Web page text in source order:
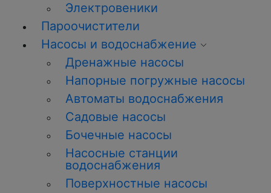
Электровеники
Пароочистители
Насосы и водоснабжение
Дренажные насосы
Напорные погружные насосы
Автоматы водоснабжения
Садовые насосы
Бочечные насосы
Насосные станции
водоснабжения
Поверхностные насосы